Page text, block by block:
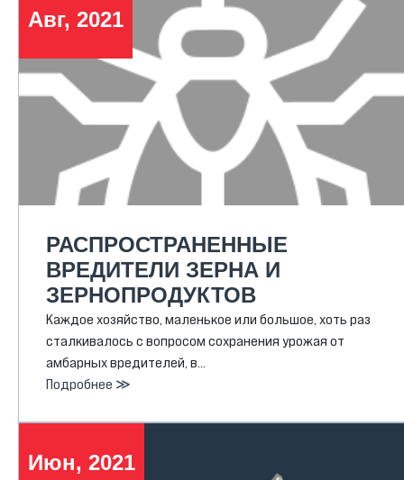
Авг, 2021
РАСПРОСТРАНЕННЫЕ
ВРЕДИТЕЛИ ЗЕРНА И
ЗЕРНОПРОДУКТОВ
Каждое хозяйство, маленькое или большое, хоть раз
сталкивалось с вопросом сохранения урожая от
амбарных вредителей, в…
Подробнее ≫
Июн, 2021